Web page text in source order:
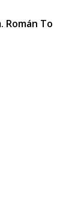
Román To